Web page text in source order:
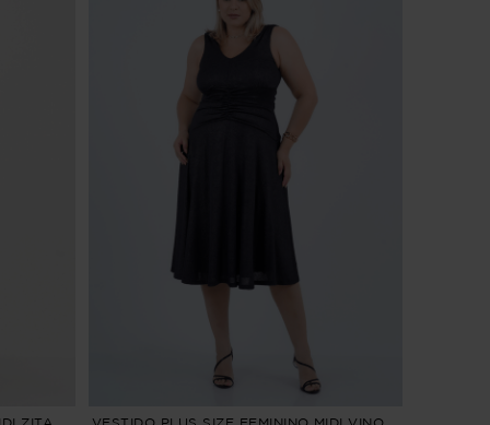
ZITA VESTIDO PLUS SIZE FEMININO MIDI VINO